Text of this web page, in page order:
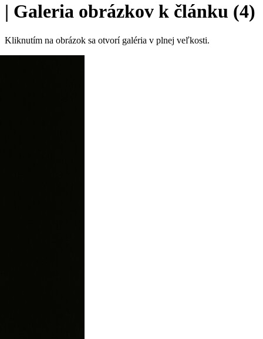
| Galeria obrázkov k článku (4)
Kliknutím na obrázok sa otvorí galéria v plnej veľkosti.